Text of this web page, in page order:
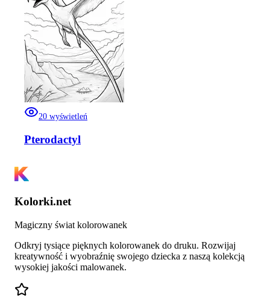
20 wyświetleń
Pterodactyl
Kolorki.net
Magiczny świat kolorowanek
Odkryj tysiące pięknych kolorowanek do druku. Rozwijaj
kreatywność i wyobraźnię swojego dziecka z naszą kolekcją
wysokiej jakości malowanek.